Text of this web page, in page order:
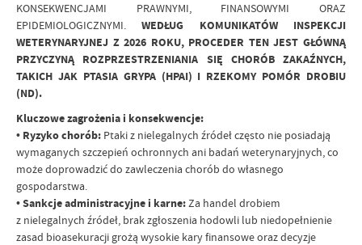
KONSEKWENCJAMI PRAWNYMI, FINANSOWYMI ORAZ
EPIDEMIOLOGICZNYMI.WEDŁUG KOMUNIKATÓW INSPEKCJI
WETERYNARYJNEJ Z 2026 ROKU, PROCEDER TEN JEST GŁÓWNĄ
PRZYCZYNĄ ROZPRZESTRZENIANIA SIĘ CHORÓB ZAKAŹNYCH,
TAKICH JAK PTASIA GRYPA (HPAI) I RZEKOMY POMÓR DROBIU
(ND).
Kluczowe zagrożenia i konsekwencje:
• Ryzyko chorób: Ptaki z nielegalnych źródeł często nie posiadają
wymaganych szczepień ochronnych ani badań weterynaryjnych, co
może doprowadzić do zawleczenia chorób do własnego
gospodarstwa.
• Sankcje administracyjne i karne:Za handel drobiem
z nielegalnych źródeł, brak zgłoszenia hodowli lub niedopełnienie
zasad bioasekuracji grożą wysokie kary finansowe oraz decyzje